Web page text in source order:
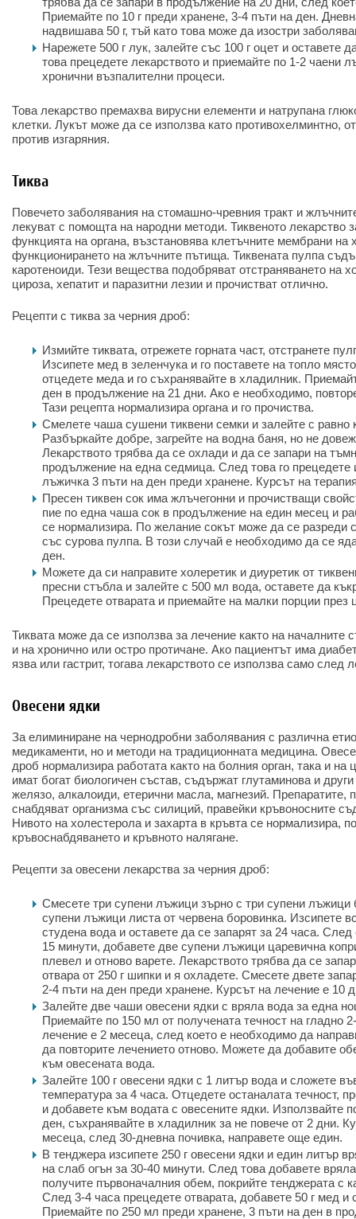
Приемайте по 10 г преди хранене, 3-4 пъти на ден.
надвишава 50 г, тъй като това може да изостри
Нарежете 500 г лук, залейте със 100 г оцет и оставете
това прецедете лекарството и приемайте по 1-2 чаени
хронични възпалителни процеси.
Това лекарство премахва вирусни елементи и натрупана
клетки. Лукът може да се използва като противохелминтно,
против изгаряния.
Тиква
Повечето заболявания на стомашно-чревния тракт и
лекуват с помощта на народни методи. Тиквеното лекарство
функцията на органа, възстановява клетъчните мембрани на
функционирането на жлъчните пътища. Тиквената пулпа
каротеноиди. Тези вещества подобряват отстраняването на
цироза, хепатит и паразитни лезии и прочистват отлично.
Рецепти с тиква за черния дроб:
Измийте тиквата, отрежете горната част, отстранете
Изсипете мед в зеленчука и го поставете на топло
отцедете меда и го съхранявайте в хладилник.
ден в продължение на 21 дни. Ако е необходимо,
Тази рецепта нормализира органа и го прочиства.
Смелете чаша сушени тиквени семки и залейте с равно
Разбъркайте добре, загрейте на водна баня, но не
Лекарството трябва да се охлади и да се запари на
продължение на една седмица. След това го прецедете
лъжичка 3 пъти на ден преди хранене. Курсът на
Пресен тиквен сок има жлъчегонни и прочистващи
пие по една чаша сок в продължение на един месец и
се нормализира. По желание сокът може да се разреди
със сурова пулпа. В този случай е необходимо да се
ден.
Можете да си направите холеретик и диуретик от
пресни стъбла и залейте с 500 мл вода, оставете да
Прецедете отварата и приемайте на малки порции през
Тиквата може да се използва за лечение както на началните
и на хронично или остро протичане. Ако пациентът има
язва или гастрит, тогава лекарството се използва само след
Овесени ядки
За елиминиране на чернодробни заболявания с различна
медикаменти, но и методи на традиционната медицина.
дроб нормализира работата както на болния орган, така и на
имат богат биологичен състав, съдържат глутаминова и
желязо, алкалоиди, етерични масла, магнезий. Препаратите,
снабдяват организма със силиций, правейки кръвоносните
Нивото на холестерола и захарта в кръвта се нормализира,
кръвоснабдяването и кръвното налягане.
Рецепти за овесени лекарства за черния дроб:
Смесете три супени лъжици зърно с три супени лъжици
супени лъжици листа от червена боровинка. Изсипете
студена вода и оставете да се запарят за 24 часа.
15 минути, добавете две супени лъжици царевична
плевел и отново варете. Лекарството трябва да се
отвара от 250 г шипки и я охладете. Смесете двете
2-4 пъти на ден преди хранене. Курсът на лечение е 10
Залейте две чаши овесени ядки с вряла вода за една
Приемайте по 150 мл от получената течност на гладно
лечение е 2 месеца, след което е необходимо да
да повторите лечението отново. Можете да добавите
към овесената вода.
Залейте 100 г овесени ядки с 1 литър вода и сложете
температура за 4 часа. Отцедете останалата течност,
и добавете към водата с овесените ядки. Използвайте
ден, съхранявайте в хладилник за не повече от 2 дни.
месеца, след 30-дневна почивка, направете още един.
В тенджера изсипете 250 г овесени ядки и един литър
на слаб огън за 30-40 минути. След това добавете
получите първоначалния обем, покрийте тенджерата с
След 3-4 часа прецедете отварата, добавете 50 г мед и
Приемайте по 250 мл преди хранене, 3 пъти на ден в